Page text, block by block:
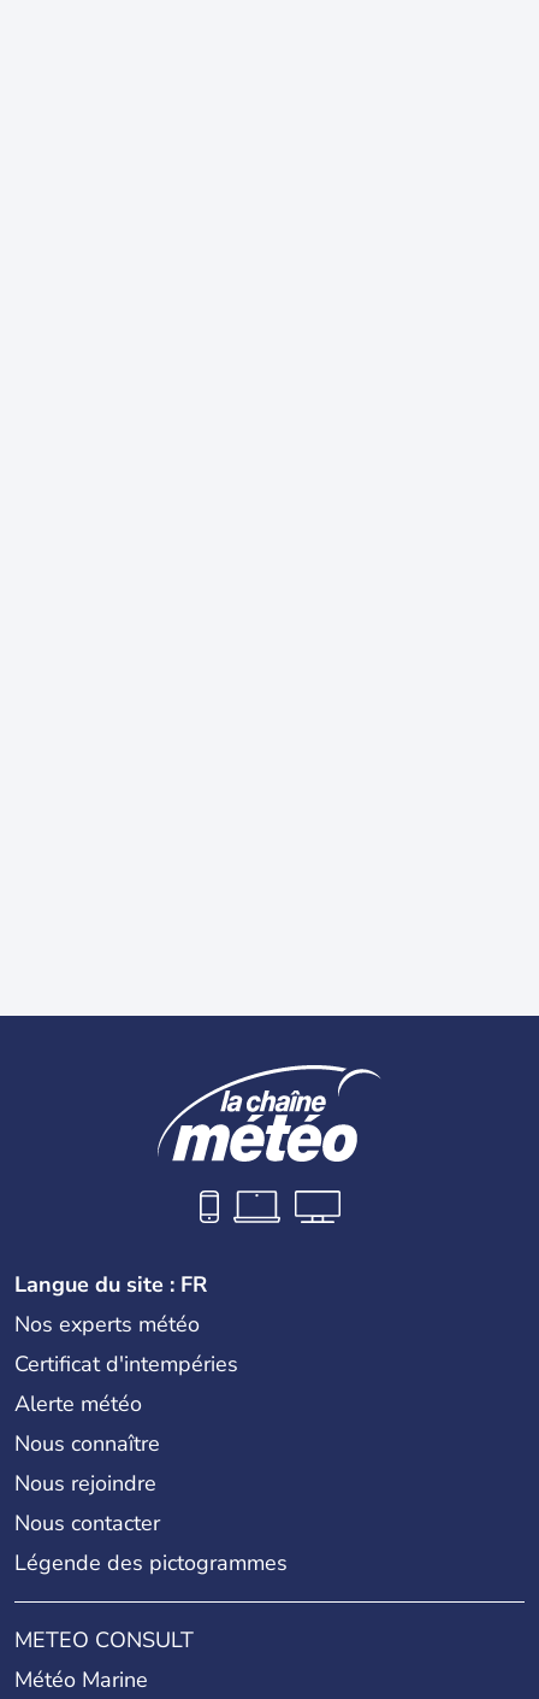
Langue du site : FR
Nos experts météo
Certificat d'intempéries
Alerte météo
Nous connaître
Nous rejoindre
Nous contacter
Légende des pictogrammes
METEO CONSULT
Météo Marine